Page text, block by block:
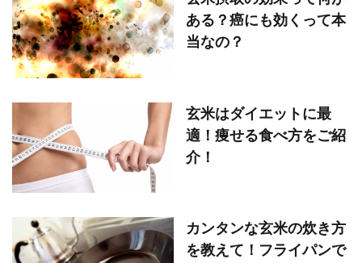
ある？癌にも効くって本
当なの？
玄米はダイエットに最
適！痩せる食べ方をご紹
介！
カンタンな玄米の炊き方
を教えて！フライパンで